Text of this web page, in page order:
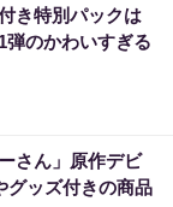
き特別パックは
弾のかわいすぎる
さん」原作デビ
グッズ付きの商品